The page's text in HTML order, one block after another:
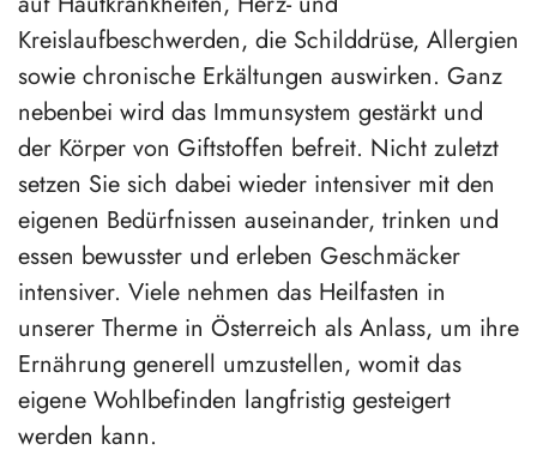
Kreislaufbeschwerden, die Schilddrüse, Allergien
sowie chronische Erkältungen auswirken. Ganz
nebenbei wird das Immunsystem gestärkt und
der Körper von Giftstoffen befreit. Nicht zuletzt
setzen Sie sich dabei wieder intensiver mit den
eigenen Bedürfnissen auseinander, trinken und
essen bewusster und erleben Geschmäcker
intensiver. Viele nehmen das Heilfasten in
unserer Therme in Österreich als Anlass, um ihre
Ernährung generell umzustellen, womit das
eigene Wohlbefinden langfristig gesteigert
werden kann.